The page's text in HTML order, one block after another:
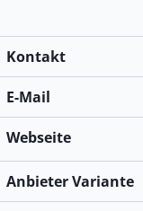
Kontakt
E-Mail
Webseite
Anbieter Variante